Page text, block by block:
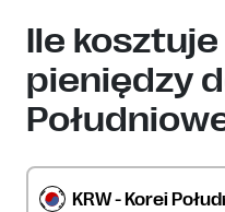
Ile
pieniędzy
KRW - Korei